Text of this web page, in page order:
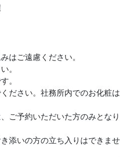
はご遠慮ください。
。
。
ださい。社務所内でのお化粧は
ご予約いただいた方のみとなり
添いの方の立ち入りはできませ